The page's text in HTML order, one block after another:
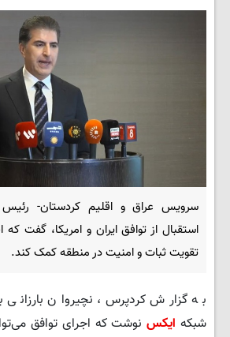
سرویس عراق و اقلیم کردستان- رئیس
استقبال از توافق ایران و امریکا، گفت که
تقویت ثبات و امنیت در منطقه کمک کند.
به گزارش کردپرس، نچیروان بارزانی
شبکه ایکسنوشت که اجرای توافق